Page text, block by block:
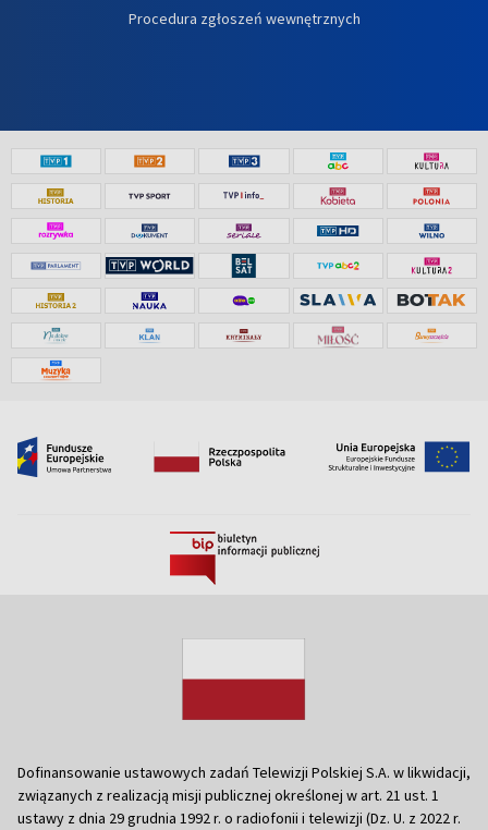
Procedura zgłoszeń wewnętrznych
Dofinansowanie ustawowych zadań Telewizji Polskiej S.A. w likwidacji,
związanych z realizacją misji publicznej określonej w art. 21 ust. 1
ustawy z dnia 29 grudnia 1992 r. o radiofonii i telewizji (Dz. U. z 2022 r.